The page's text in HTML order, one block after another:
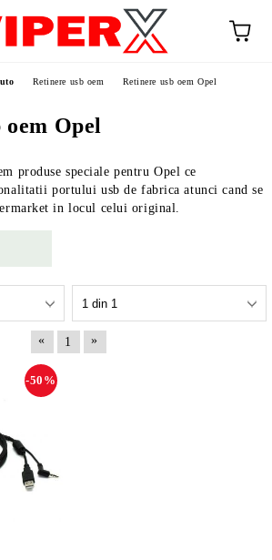
Retinere usb oem Retinere usb oem Opel
Opel
produse speciale pentru Opel ce
portului usb de fabrica atunci cand se
in locul celui original.
« 1 »
-50%